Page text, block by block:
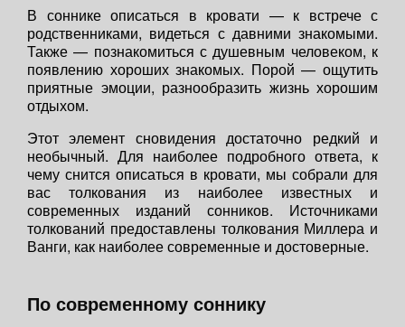
В соннике описаться в кровати — к встрече с
родственниками, видеться с давними знакомыми.
Также — познакомиться с душевным человеком, к
появлению хороших знакомых. Порой — ощутить
приятные эмоции, разнообразить жизнь хорошим
отдыхом.
Этот элемент сновидения достаточно редкий и
необычный. Для наиболее подробного ответа, к
чему снится описаться в кровати, мы собрали для
вас толкования из наиболее известных и
современных изданий сонников. Источниками
толкований предоставлены толкования Миллера и
Ванги, как наиболее современные и достоверные.
По современному соннику